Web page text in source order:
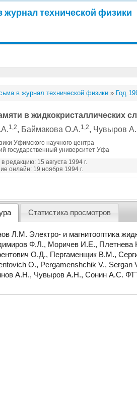
журнал технической физики
в журнал технической физики » Год
в жидкокристаллических
1,2, Баймакова О.А.1,2, Чувыров
Уфимского научного центра
государственный университет Уфа
редакцию: 15 августа 1994 г.
онлайн: 19 ноября 1994 г.
Статистика просмотров
Л.М. Электро- и магнитооптика
Ф.Л., Моричев И.Е., Плетнева
О.Д., Пергаменщик В.М.,
O., Pergamenshchik V., Sergan
А.Н., Чувыров А.Н., Сонин А.С.